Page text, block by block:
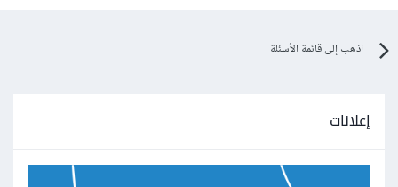
اذهب إلى قائمة الأسئلة
إعلانات